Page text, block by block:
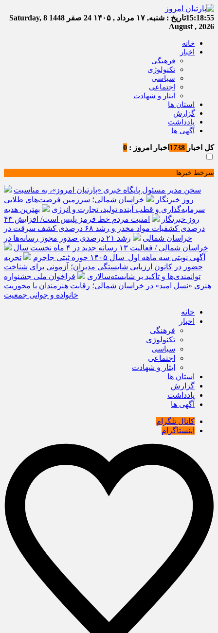
15:18:56تاریخ : شنبه, ۱۷ مرداد , ۱۴۰۵ 24 صفر 1448
Saturday, 8
August , 2026
خانه
اخبار
فرهنگی
تکنولوژی
سیاسی
اجتماعی
ایثار و شهادت
استان ها
گزارش
یادداشت
آگهی ها
کل اخبار اخبار امروز : 0
سرخط خبرها
سخن مدیر مسئول پایگاه خبری «پارتیان امروز»، به مناسبت
روز خبرنگار
خراسان شمالی؛ سرزمین فرصت‌های طلایی
سرمایه‌گذاری و قطب آینده تولید، تجارت و انرژی
بهترین هدیه
روز خبرنگار
امنیت مردم خط قرمز پلیس است/ افزایش ۴۳
درصدی کشفیات مواد مخدر و رشد ۶۸ درصدی کشف سرقت در
خراسان شمالی
رشد ۲۱ درصدی صدور مجوز رسانه‌ها در
خراسان شمالی / فعالیت ۱۳ رسانه جدید در ۴ ماه نخست سال
آگهی نوبتی سه ماهه اول سال ۱۴۰۵ حوزه ثبتی جاجرم
تجربه
حضور در کانون ارزیابی شایستگی مدیران؛ آزمونی برای شناخت
توانمندی‌ها و تأکید بر شایسته‌سالاری
فراخوان ملی جشنواره
هنری «نسل امید» در خراسان شمالی؛ رقابت هنرمندان با محوریت
خانواده و جوانی جمعیت
خانه
اخبار
فرهنگی
تکنولوژی
سیاسی
اجتماعی
ایثار و شهادت
استان ها
گزارش
یادداشت
آگهی ها
کانال تلگرام
اینستاگرام